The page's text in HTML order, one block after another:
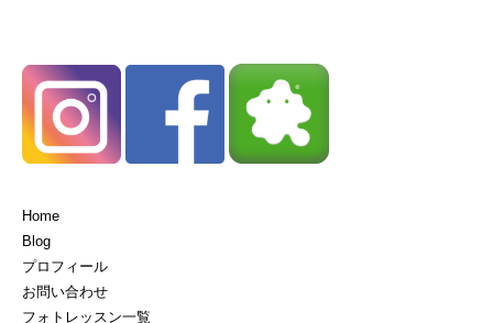
Home
Blog
プロフィール
お問い合わせ
フォトレッスン一覧